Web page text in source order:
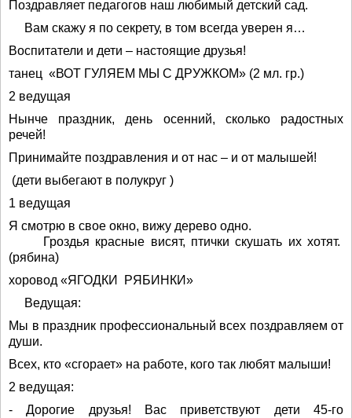
Поздравляет педагогов наш любимый детский сад.
Вам скажу я по секрету, в том всегда уверен я…
Воспитатели и дети – настоящие друзья!
танец «ВОТ ГУЛЯЕМ МЫ С ДРУЖКОМ» (2 мл. гр.)
2 ведущая
Нынче праздник, день осенний, сколько радостных
речей!
Принимайте поздравления и от нас – и от малышей!
(дети выбегают в полукруг )
1 ведущая
Я смотрю в свое окно, вижу дерево одно.
Гроздья красные висят, птички скушать их хотят.
(рябина)
хоровод «ЯГОДКИ РЯБИНКИ»
Ведущая:
Мы в праздник профессиональный всех поздравляем от
души.
Всех, кто «сгорает» на работе, кого так любят малыши!
2 ведущая:
- Дорогие друзья! Вас приветствуют дети 45-го